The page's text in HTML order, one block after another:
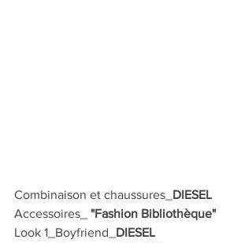
Combinaison et chaussures_ DIESEL
Accessoires_ "Fashion Bibliothèque"
Look 1_Boyfriend_ DIESEL